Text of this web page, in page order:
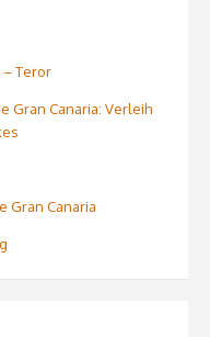
– Teror
Gran Canaria: Verleih
Gran Canaria